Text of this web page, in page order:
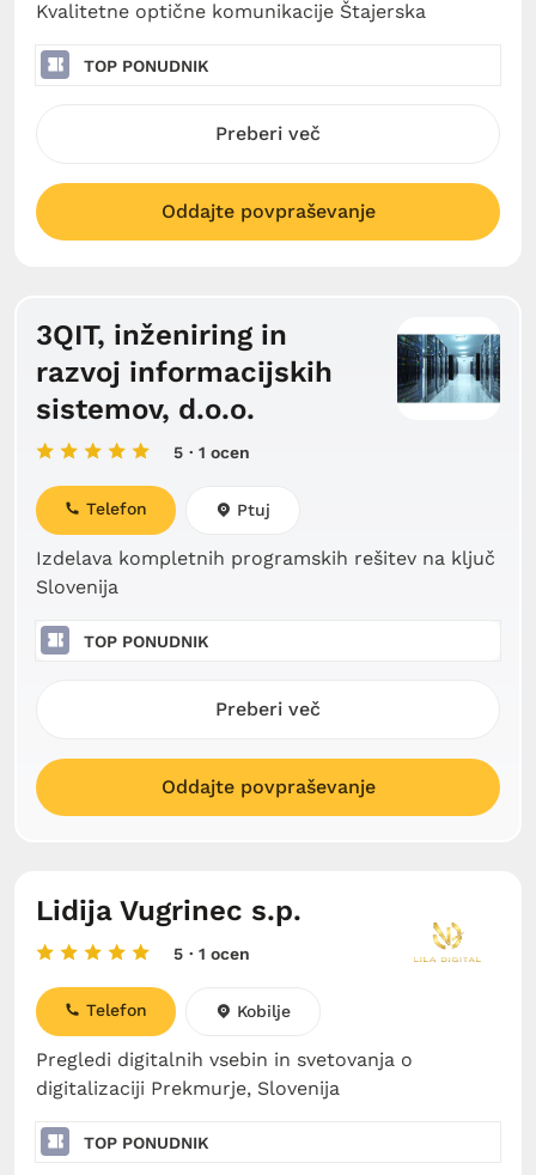
Kvalitetne optične komunikacije Štajerska
TOP PONUDNIK
Preberi več
Oddajte povpraševanje
3QIT, inženiring in
razvoj informacijskih
sistemov, d.o.o.
5 · 1 ocen
Izdelava kompletnih programskih rešitev na ključ
Slovenija
Telefon Ptuj
TOP PONUDNIK
Preberi več
Oddajte povpraševanje
Lidija Vugrinec s.p.
5 · 1 ocen
Pregledi digitalnih vsebin in svetovanja o
digitalizaciji Prekmurje, Slovenija
Telefon Kobilje
TOP PONUDNIK